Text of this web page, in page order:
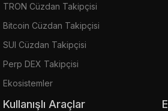
TRON Cüzdan Takipçisi
Bitcoin Cüzdan Takipçisi
SUI Cüzdan Takipçisi
Perp DEX Takipçisi
Ekosistemler
Kullanışlı Araçlar